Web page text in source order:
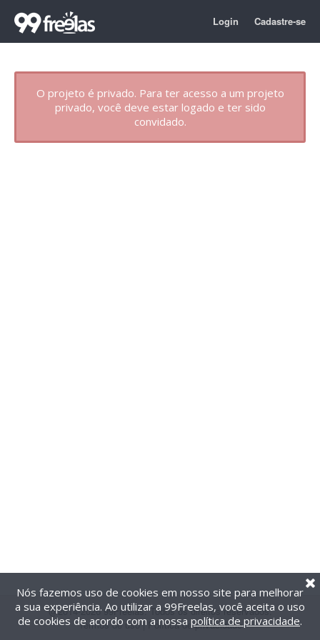
Login Cadastre-se
O projeto é privado. Para ter acesso a um projeto
privado, você deve estar logado e ter sido
convidado.
@2014-2026 99Freelas. Todos os direitos reservados.
Termos de uso| Política de privacidade
Nós fazemos uso de cookies em nosso site para melhorar
a sua experiência. Ao utilizar a 99Freelas, você aceita o uso
de cookies de acordo com a nossa política de privacidade.